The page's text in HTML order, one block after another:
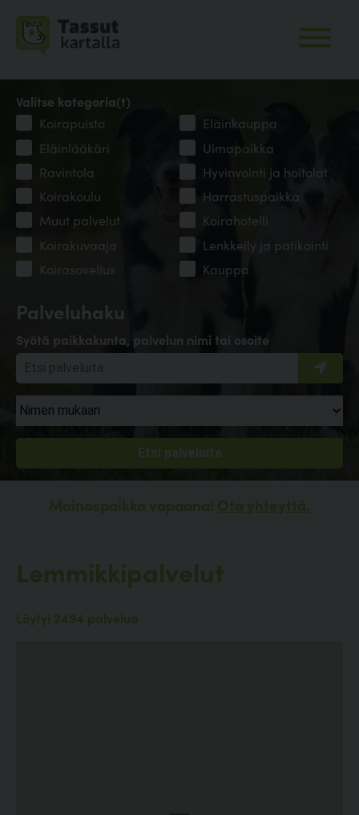
Palveluhaku
Syötä paikkakunta, palvelun nimi tai osoite
Valitse kategoria(t)
Koirapuisto
Eläinkauppa
Eläinlääkäri
Uimapaikka
Ravintola
Hyvinvointi ja hoitolat
Koirakoulu
Harrastuspaikka
Muut palvelut
Koirahotelli
Koirakuvaaja
Lenkkeily ja patikointi
Koirasovellus
Kauppa
Mainospaikka vapaana! Ota yhteyttä.
Lemmikkipalvelut
Löytyi 2494 palvelua